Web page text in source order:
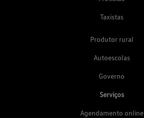
Taxistas
Produtor rural
Autoescolas
Governo
Serviços
Agendamento online